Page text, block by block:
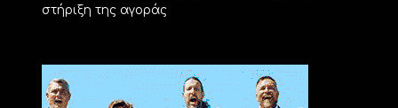
στήριξη της αγοράς